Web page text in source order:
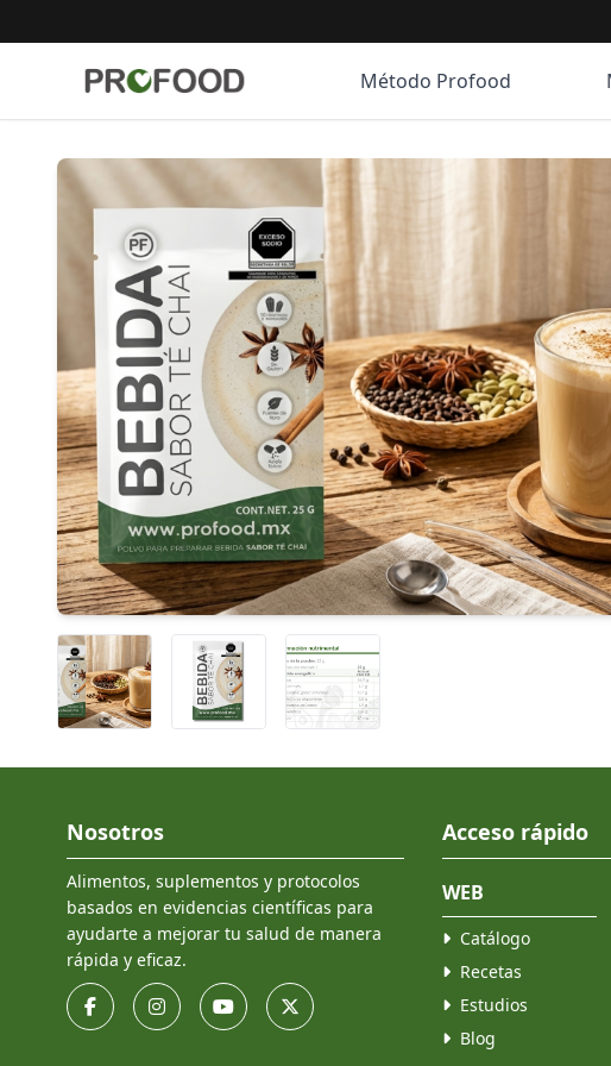
Método Profood
Nosotros
Alimentos, suplementos y protocolos
basados en evidencias científicas para
ayudarte a mejorar tu salud de manera
rápida y eficaz.
Acceso rápido
WEB
Catálogo
Recetas
Estudios
Blog